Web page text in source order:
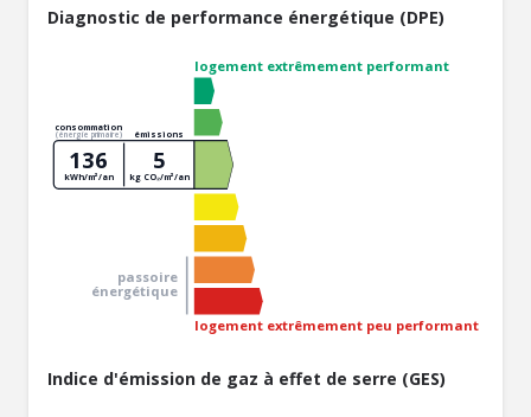
Diagnostic de performance énergétique (DPE)
logement extrêmement performant
logement extrêmement peu performant
passoire
énergétique
consommation
(énergie primaire) émissions
136
kWh/m²/an
5
kg CO₂/m²/an
Indice d'émission de gaz à effet de serre (GES)